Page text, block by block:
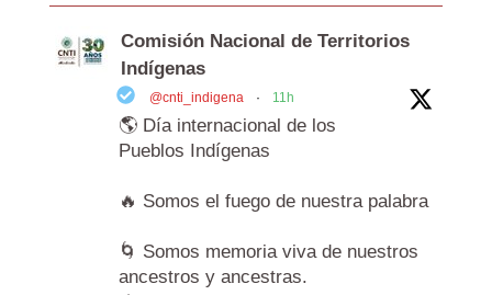
Comisión Nacional de Territorios
Indígenas
@cnti_indigena · 11h
🌎 Día internacional de los
Pueblos Indígenas
🔥 Somos el fuego de nuestra palabra
🌀 Somos memoria viva de nuestros
ancestros y ancestras.